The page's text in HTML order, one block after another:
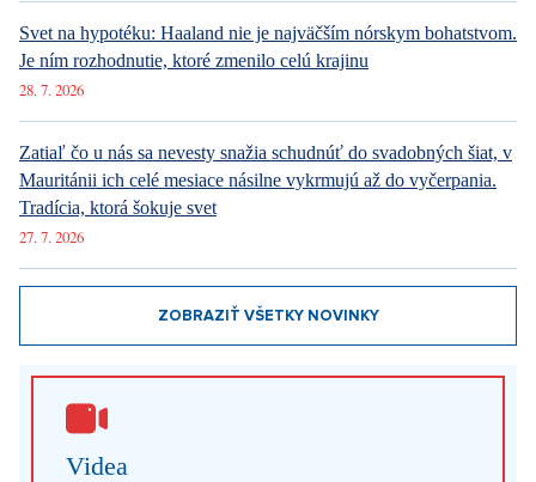
Svet na hypotéku: Haaland nie je najväčším nórskym bohatstvom.
Je ním rozhodnutie, ktoré zmenilo celú krajinu
28. 7. 2026
Zatiaľ čo u nás sa nevesty snažia schudnúť do svadobných šiat, v
Mauritánii ich celé mesiace násilne vykrmujú až do vyčerpania.
Tradícia, ktorá šokuje svet
27. 7. 2026
ZOBRAZIŤ VŠETKY NOVINKY
Videa